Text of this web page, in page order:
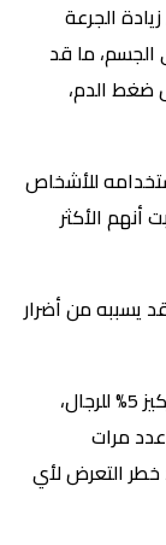
الجرعة
ما قد
ضغط الدم،
للأشخاص
أنهم الأكثر
يسببه من أضرار
استخدام البخاخ ذو تركيز 2% للنساء، وذو تركيز 5% للرجال،
عدد مرات
خطر التعرض لأي